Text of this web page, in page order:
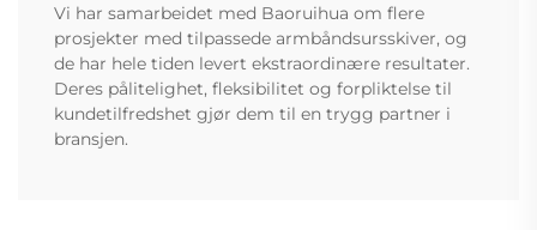
Vi har samarbeidet med Baoruihua om flere
prosjekter med tilpassede armbåndsursskiver, og
de har hele tiden levert ekstraordinære resultater.
Deres pålitelighet, fleksibilitet og forpliktelse til
kundetilfredshet gjør dem til en trygg partner i
bransjen.